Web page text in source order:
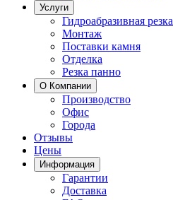
Услуги
Гидроабразивная резка
Монтаж
Поставки камня
Отделка
Резка панно
О Компании
Производство
Офис
Города
Отзывы
Цены
Информация
Гарантии
Доставка